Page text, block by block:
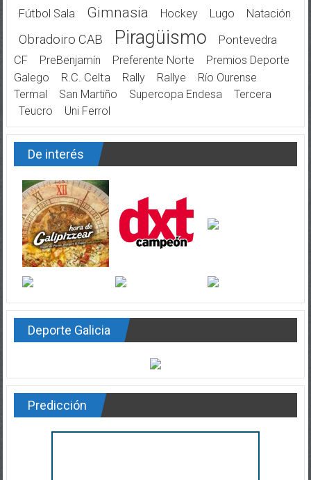
Fútbol Sala Gimnasia Hockey Lugo Natación
Obradoiro CAB Piragüismo
Pontevedra
CF
PreBenjamín Preferente Norte
Premios Deporte
Galego
R.C. Celta Rally Rallye
Río Ourense
Termal
San Martiño Supercopa Endesa
Tercera
Teucro
Uni Ferrol
De interés
Deporte Galicia
Predicción